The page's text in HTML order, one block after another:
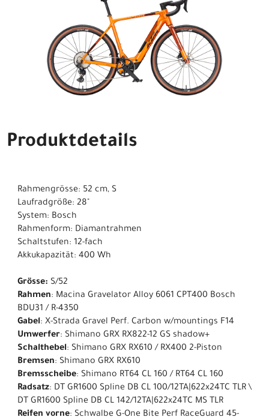
Produktdetails
Rahmengrösse: 52 cm, S
Laufradgröße: 28"
System: Bosch
Rahmenform: Diamantrahmen
Schaltstufen: 12-fach
Akkukapazität: 400 Wh
Grösse: S/52
Rahmen: Macina Gravelator Alloy 6061 CPT400 Bosch
BDU31 / R-4350
Gabel: X-Strada Gravel Perf. Carbon w/mountings F14
Umwerfer: Shimano GRX RX822-12 GS shadow+
Schalthebel: Shimano GRX RX610 / RX400 2-Piston
Bremsen: Shimano GRX RX610
Bremsscheibe: Shimano RT64 CL 160 / RT64 CL 160
Radsatz: DT GR1600 Spline DB CL 100/12TA|622x24TC TLR \
DT GR1600 Spline DB CL 142/12TA|622x24TC MS TLR
Reifen vorne: Schwalbe G-One Bite Perf RaceGuard 45-